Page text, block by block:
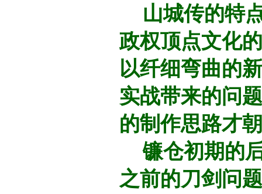
山城传的特
政权顶点文化
以纤细弯曲的
实战带来的问
的制作思路才
镰仓初期的
之前的刀剑问